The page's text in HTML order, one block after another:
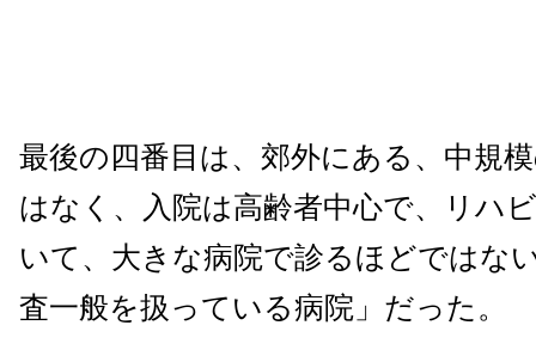
最後の四番目は、郊外にある、中規
はなく、入院は高齢者中心で、リハ
いて、大きな病院で診るほどではな
査一般を扱っている病院」だった。